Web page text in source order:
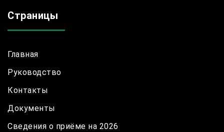
Страницы
Главная
Руководство
Контакты
Документы
Сведения о приёме на 2026